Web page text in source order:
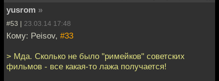
yusrom »
#53 | 23.03.14 17:48
Кому: Peisov, #33
> Мда. Сколько не было "римейков" советских
фильмов - все какая-то лажа получается!